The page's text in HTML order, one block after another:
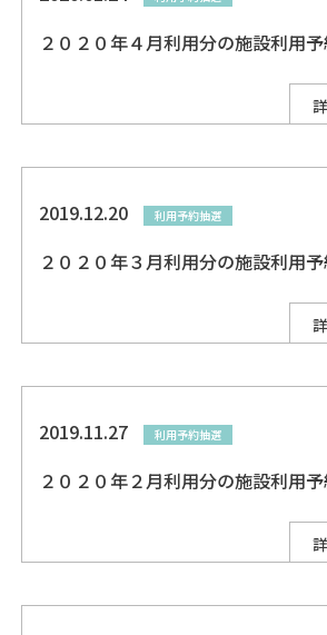
２０２０年４月利用分の施設利用
2019.12.20 利用予約抽選
２０２０年３月利用分の施設利用
2019.11.27 利用予約抽選
２０２０年２月利用分の施設利用